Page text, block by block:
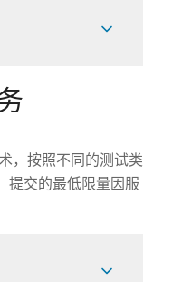
，按照不同的测试类
提交的最低限量因服